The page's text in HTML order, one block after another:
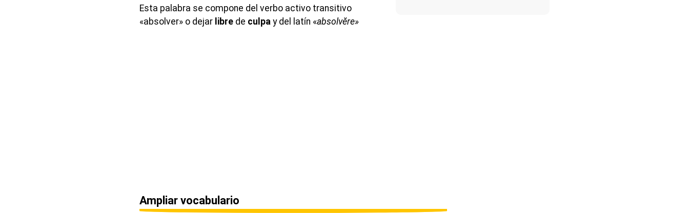
Esta palabra se compone del verbo activo transitivo
«absolver» o dejar libre de culpa y del latín «absolvĕre»
Ampliar vocabulario